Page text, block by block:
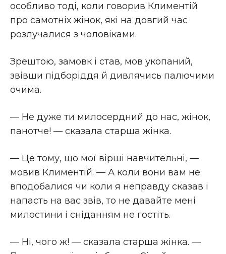
особливо тоді, коли говорив Климентій
про самотніх жінок, які на довгий час
розлучалися з чоловіками.
Зрештою, замовк і став, мов укопаний,
звівши підборіддя й дивлячись палючими
очима.
— Не дуже ти милосердний до нас, жінок,
панотче! — сказала старша жінка.
— Це тому, що мої вірші навчительні, —
мовив Климентій. — А коли вони вам не
вподобалися чи коли я неправду сказав і
напасть на вас звів, то не давайте мені
милостини і сніданням не гостіть.
— Ні, чого ж! — сказала старша жінка. —